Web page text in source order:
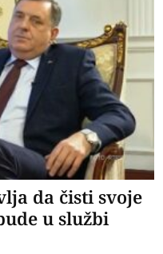
da čisti svoje
u službi